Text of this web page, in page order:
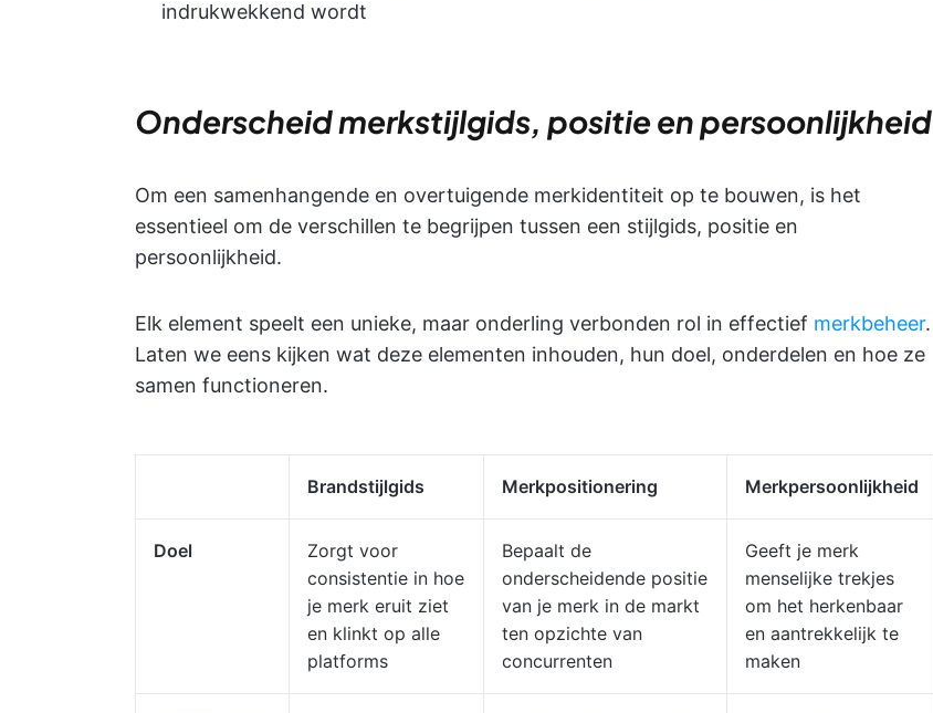
indrukwekkend wordt
Onderscheid merkstijlgids, positie en persoonlijkheid
Om een samenhangende en overtuigende merkidentiteit op te bouwen, is het
essentieel om de verschillen te begrijpen tussen een stijlgids, positie en
persoonlijkheid.
Elk element speelt een unieke, maar onderling verbonden rol in effectief merkbeheer.
Laten we eens kijken wat deze elementen inhouden, hun doel, onderdelen en hoe ze
samen functioneren.
Brandstijlgids Merkpositionering Merkpersoonlijkheid
Doel
Zorgt voor
consistentie in hoe
je merk eruit ziet
en klinkt op alle
platforms
Bepaalt de
onderscheidende positie
van je merk in de markt
ten opzichte van
concurrenten
Geeft je merk
menselijke trekjes
om het herkenbaar
en aantrekkelijk te
maken